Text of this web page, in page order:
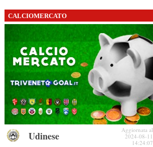
CALCIOMERCATO
Udinese
Aggiornata al
2024-08-11
14:24:07